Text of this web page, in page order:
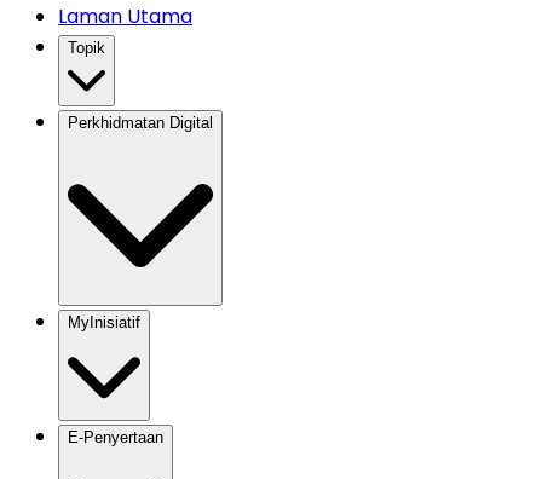
Laman Utama
Topik
Perkhidmatan Digital
MyInisiatif
E-Penyertaan